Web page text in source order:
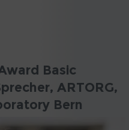
Basic
ARTORG,
Bern